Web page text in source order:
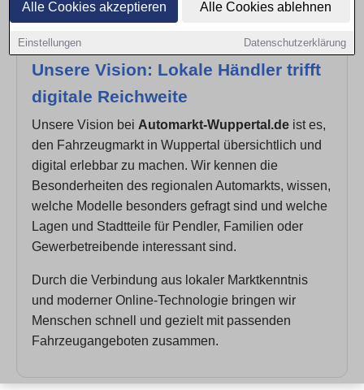
Alle Cookies akzeptieren Alle Cookies ablehnen
Einstellungen Datenschutzerklärung
Unsere Vision: Lokale Händler trifft
digitale Reichweite
Unsere Vision bei Automarkt-Wuppertal.de ist es,
den Fahrzeugmarkt in Wuppertal übersichtlich und
digital erlebbar zu machen. Wir kennen die
Besonderheiten des regionalen Automarkts, wissen,
welche Modelle besonders gefragt sind und welche
Lagen und Stadtteile für Pendler, Familien oder
Gewerbetreibende interessant sind.
Durch die Verbindung aus lokaler Marktkenntnis
und moderner Online-Technologie bringen wir
Menschen schnell und gezielt mit passenden
Fahrzeugangeboten zusammen.